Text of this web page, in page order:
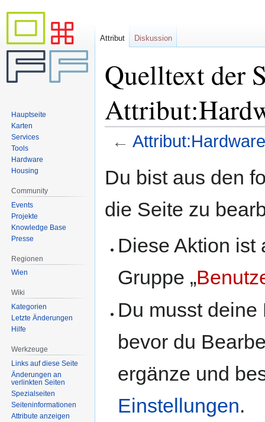
Quelltext der
←
Navigation
Suche
Du bist aus den
die Seite zu
Diese Aktion ist
Gruppe „
Du musst
bevor du
ergänze und
Einstellungen.
Attribut Diskussion
Hauptseite
Karten
Services
Tools
Hardware
Housing
Community
Events
Projekte
Knowledge Base
Presse
Regionen
Wien
Wiki
Kategorien
Letzte Änderungen
Hilfe
Werkzeuge
Links auf diese Seite
Änderungen an
verlinkten Seiten
Spezialseiten
Seiten­informationen
Attribute anzeigen